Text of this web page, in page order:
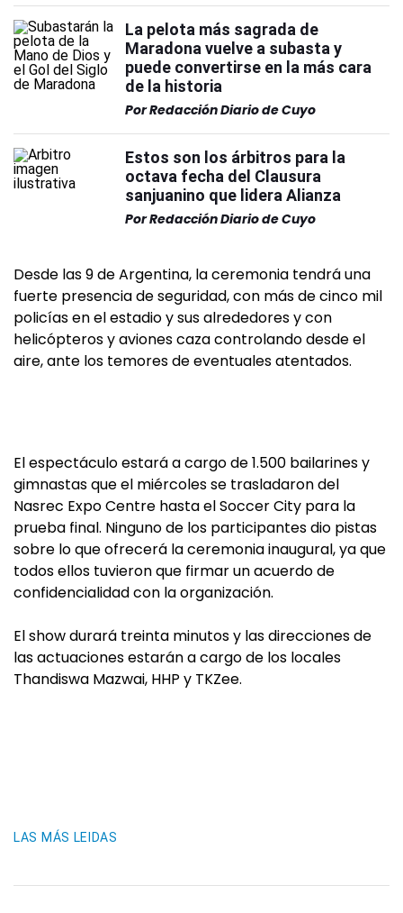
La pelota más sagrada de
Maradona vuelve a subasta y
puede convertirse en la más cara
de la historia
PorRedacción Diario de Cuyo
Estos son los árbitros para la
octava fecha del Clausura
sanjuanino que lidera Alianza
PorRedacción Diario de Cuyo
Desde las 9 de Argentina, la ceremonia tendrá una
fuerte presencia de seguridad, con más de cinco mil
policías en el estadio y sus alrededores y con
helicópteros y aviones caza controlando desde el
aire, ante los temores de eventuales atentados.
El espectáculo estará a cargo de 1.500 bailarines y
gimnastas que el miércoles se trasladaron del
Nasrec Expo Centre hasta el Soccer City para la
prueba final. Ninguno de los participantes dio pistas
sobre lo que ofrecerá la ceremonia inaugural, ya que
todos ellos tuvieron que firmar un acuerdo de
confidencialidad con la organización.
El show durará treinta minutos y las direcciones de
las actuaciones estarán a cargo de los locales
Thandiswa Mazwai, HHP y TKZee.
LAS MÁS LEIDAS